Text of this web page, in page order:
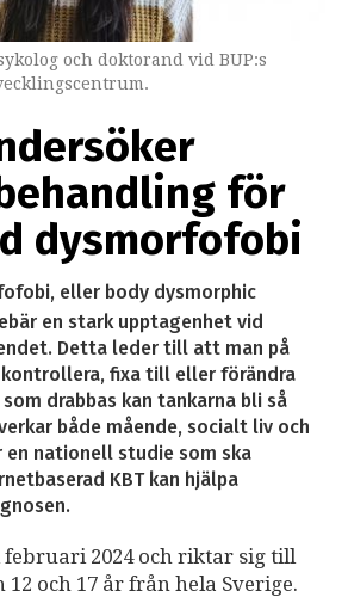
och doktorand vid BUP:s
för
dysmorfofobi
eller body dysmorphic
en stark upptagenhet vid
Detta leder till att man på
fixa till eller förändra
drabbas kan tankarna bli så
både mående, socialt liv och
en nationell studie som ska
KBT kan hjälpa
februari 2024 och riktar sig till
och 17 år från hela Sverige.